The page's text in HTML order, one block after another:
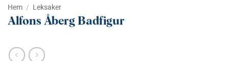
Hem / Leksaker
Alfons Åberg Badfigur